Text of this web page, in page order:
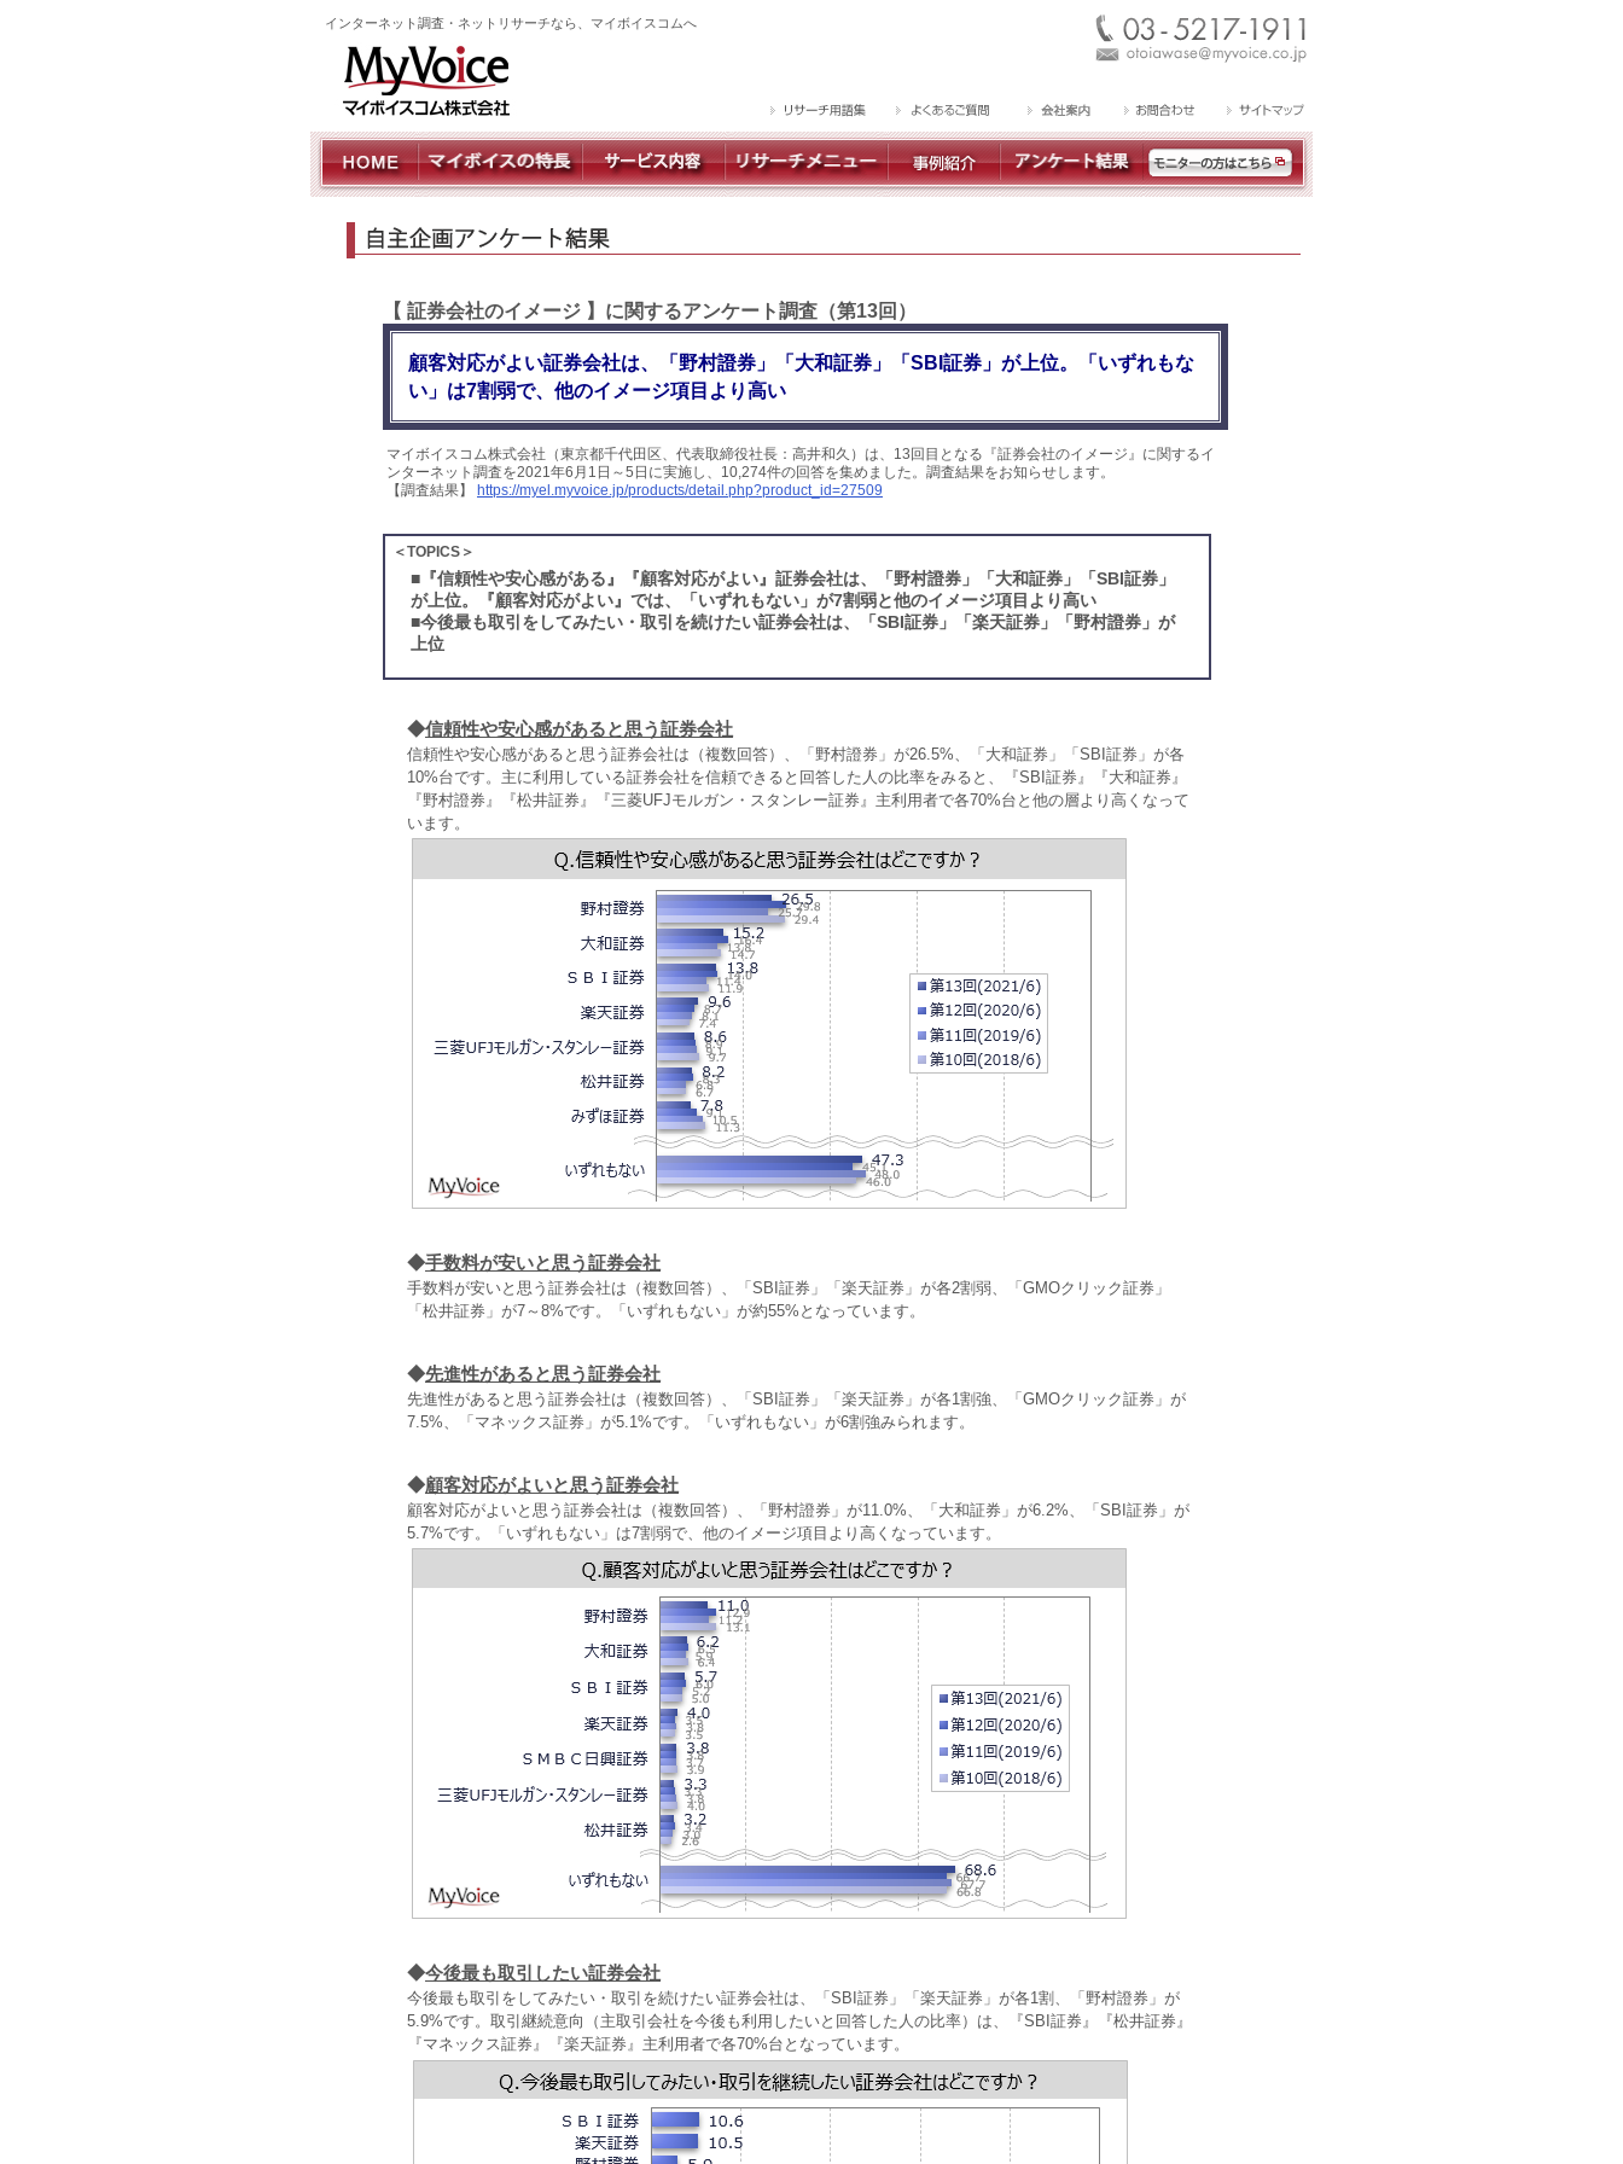
インターネット調査・ネットリサーチなら、マイボイスコムへ
【 証券会社のイメージ 】に関するアンケート調査（第13回）
顧客対応がよい証券会社は、「野村證券」「大和証券」「SBI証券」が上位。「いずれもな
い」は7割弱で、他のイメージ項目より高い
マイボイスコム株式会社（東京都千代田区、代表取締役社長：高井和久）は、13回目となる『証券会社のイメージ』に関するイ
ンターネット調査を2021年6月1日～5日に実施し、10,274件の回答を集めました。調査結果をお知らせします。
【調査結果】
https://myel.myvoice.jp/products/detail.php?product_id=27509
＜TOPICS＞
■ 『信頼性や安心感がある』『顧客対応がよい』証券会社は、「野村證券」「大和証券」「SBI証券」
が上位。『顧客対応がよい』では、「いずれもない」が7割弱と他のイメージ項目より高い
■今後最も取引をしてみたい・取引を続けたい証券会社は、「SBI証券」「楽天証券」「野村證券」が
上位
◆信頼性や安心感があると思う証券会社
信頼性や安心感があると思う証券会社は（複数回答）、「野村證券」が26.5%、「大和証券」「SBI証券」が各
10%台です。主に利用している証券会社を信頼できると回答した人の比率をみると、『SBI証券』『大和証券』
『野村證券』『松井証券』『三菱UFJモルガン・スタンレー証券』主利用者で各70%台と他の層より高くなって
います。
◆手数料が安いと思う証券会社
手数料が安いと思う証券会社は（複数回答）、「SBI証券」「楽天証券」が各2割弱、「GMOクリック証券」
「松井証券」が7～8%です。「いずれもない」が約55%となっています。
◆先進性があると思う証券会社
先進性があると思う証券会社は（複数回答）、「SBI証券」「楽天証券」が各1割強、「GMOクリック証券」が
7.5%、「マネックス証券」が5.1%です。「いずれもない」が6割強みられます。
◆顧客対応がよいと思う証券会社
顧客対応がよいと思う証券会社は（複数回答）、「野村證券」が11.0%、「大和証券」が6.2%、「SBI証券」が
5.7%です。「いずれもない」は7割弱で、他のイメージ項目より高くなっています。
◆今後最も取引したい証券会社
今後最も取引をしてみたい・取引を続けたい証券会社は、「SBI証券」「楽天証券」が各1割、「野村證券」が
5.9%です。取引継続意向（主取引会社を今後も利用したいと回答した人の比率）は、『SBI証券』『松井証券』
『マネックス証券』『楽天証券』主利用者で各70%台となっています。